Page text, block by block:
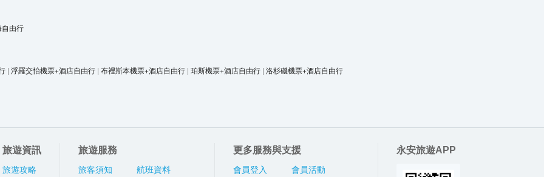
自由行
| 浮羅交怡機票+酒店自由行 | 布裡斯本機票+酒店自由行 | 珀斯機票+酒店自由行 | 洛杉磯機票+酒店自由行
旅遊資訊
旅遊攻略
旅遊服務
旅客須知
航班資料
更多服務與支援
會員登入
會員活動
永安旅遊APP